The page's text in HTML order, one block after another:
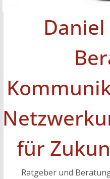
für
Ratgeber und